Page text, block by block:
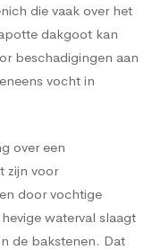
die vaak over het
dakgoot kan
beschadigingen aan
vocht in
over een
zijn voor
door vochtige
waterval slaagt
de bakstenen. Dat